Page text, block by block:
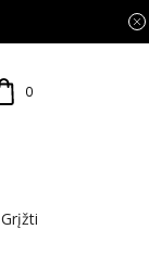
0
Grįžti